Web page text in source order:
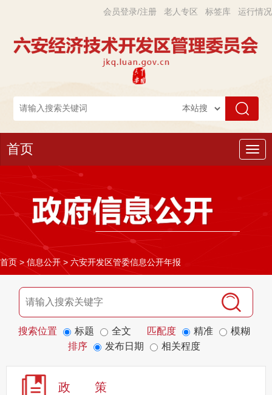
会员登录/注册 老人专区 标签库 运行情况
导
航
首页
首页> 信息公开 > 六安开发区管委信息公开年报
搜索位置 标题 全文 匹配度 精准
模糊
排序
发布日期 相关程度
政 策